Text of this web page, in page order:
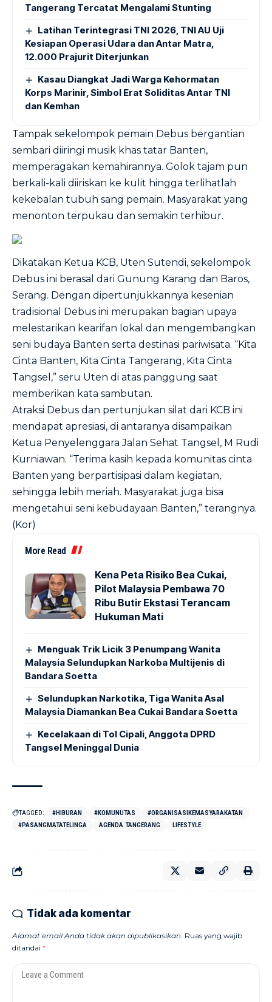
Tangerang Tercatat Mengalami Stunting
Latihan Terintegrasi TNI 2026, TNI AU Uji
Kesiapan Operasi Udara dan Antar Matra,
12.000 Prajurit Diterjunkan
Kasau Diangkat Jadi Warga Kehormatan
Korps Marinir, Simbol Erat Soliditas Antar TNI
dan Kemhan
Tampak sekelompok pemain Debus bergantian
sembari diiringi musik khas tatar Banten,
memperagakan kemahirannya. Golok tajam pun
berkali-kali diiriskan ke kulit hingga terlihatlah
kekebalan tubuh sang pemain. Masyarakat yang
menonton terpukau dan semakin terhibur.
Dikatakan Ketua KCB, Uten Sutendi, sekelompok
Debus ini berasal dari Gunung Karang dan Baros,
Serang. Dengan dipertunjukkannya kesenian
tradisional Debus ini merupakan bagian upaya
melestarikan kearifan lokal dan mengembangkan
seni budaya Banten serta destinasi pariwisata. “Kita
Cinta Banten, Kita Cinta Tangerang, Kita Cinta
Tangsel,” seru Uten di atas panggung saat
memberikan kata sambutan.
Atraksi Debus dan pertunjukan silat dari KCB ini
mendapat apresiasi, di antaranya disampaikan
Ketua Penyelenggara Jalan Sehat Tangsel, M Rudi
Kurniawan. “Terima kasih kepada komunitas cinta
Banten yang berpartisipasi dalam kegiatan,
sehingga lebih meriah. Masyarakat juga bisa
mengetahui seni kebudayaan Banten,” terangnya.
(Kor)
More Read
Kena Peta Risiko Bea Cukai,
Pilot Malaysia Pembawa 70
Ribu Butir Ekstasi Terancam
Hukuman Mati
Menguak Trik Licik 3 Penumpang Wanita
Malaysia Selundupkan Narkoba Multijenis di
Bandara Soetta
Selundupkan Narkotika, Tiga Wanita Asal
Malaysia Diamankan Bea Cukai Bandara Soetta
Kecelakaan di Tol Cipali, Anggota DPRD
Tangsel Meninggal Dunia
TAGGED: #HIBURAN #KOMUNUTAS
#ORGANISASIKEMASYARAKATAN
#PASANGMATATELINGA
AGENDA TANGERANG LIFESTYLE
Tidak ada komentar
Alamat email Anda tidak akan dipublikasikan. Ruas yang wajib
ditandai *